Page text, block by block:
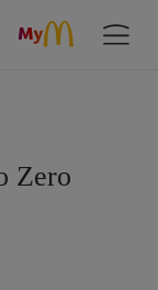
Zero